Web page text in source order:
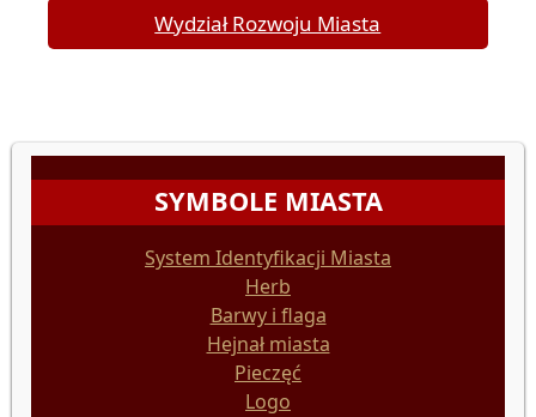
Wydział Rozwoju Miasta
SYMBOLE MIASTA
System Identyfikacji Miasta
Herb
Barwy i flaga
Hejnał miasta
Pieczęć
Logo